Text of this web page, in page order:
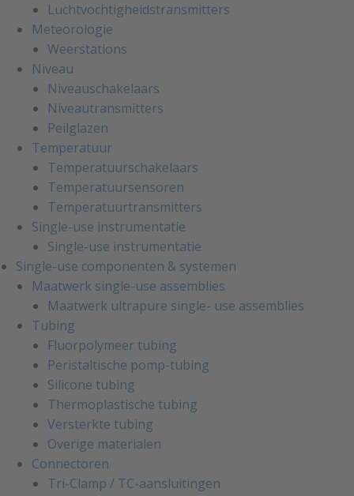
Luchtvochtigheidstransmitters
Meteorologie
Weerstations
Niveau
Niveauschakelaars
Niveautransmitters
Peilglazen
Temperatuur
Temperatuurschakelaars
Temperatuursensoren
Temperatuurtransmitters
Single-use instrumentatie
Single-use instrumentatie
Single-use componenten & systemen
Maatwerk single-use assemblies
Maatwerk ultrapure single- use assemblies
Tubing
Fluorpolymeer tubing
Peristaltische pomp-tubing
Silicone tubing
Thermoplastische tubing
Versterkte tubing
Overige materialen
Connectoren
Tri-Clamp / TC-aansluitingen